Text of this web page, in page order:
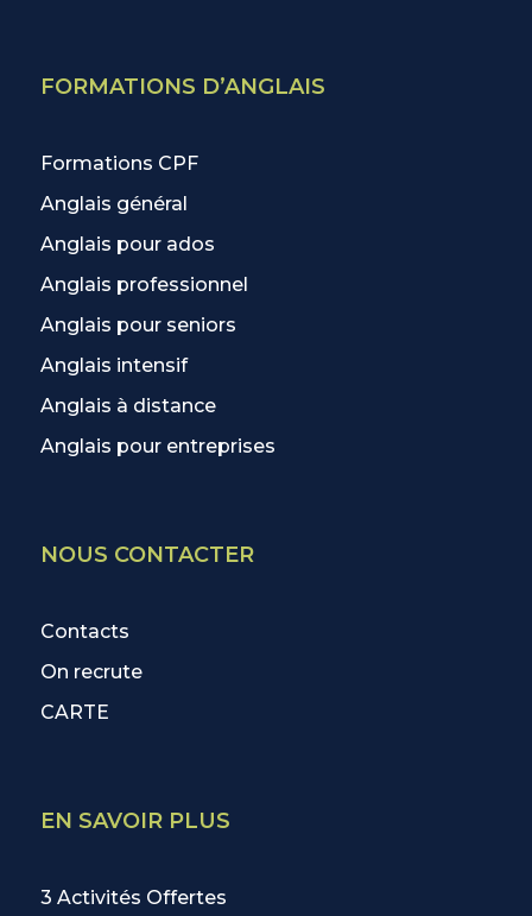
FORMATIONS D’ANGLAIS
Formations CPF
Anglais général
Anglais pour ados
Anglais professionnel
Anglais pour seniors
Anglais intensif
Anglais à distance
Anglais pour entreprises
NOUS CONTACTER
Contacts
On recrute
CARTE
EN SAVOIR PLUS
3 Activités Offertes